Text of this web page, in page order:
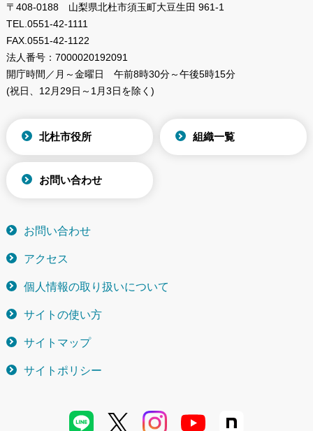
〒408-0188 山梨県北杜市須玉町大豆生田 961-1
TEL. 0551-42-1111
FAX. 0551-42-1122
法人番号： 7000020192091
開庁時間／月～金曜日
午前8時30分～午後5時15分
(祝日、12月29日～1月3日を除く)
北杜市役所 組織一覧
お問い合わせ
お問い合わせ
アクセス
個人情報の取り扱いについて
サイトの使い方
サイトマップ
サイトポリシー